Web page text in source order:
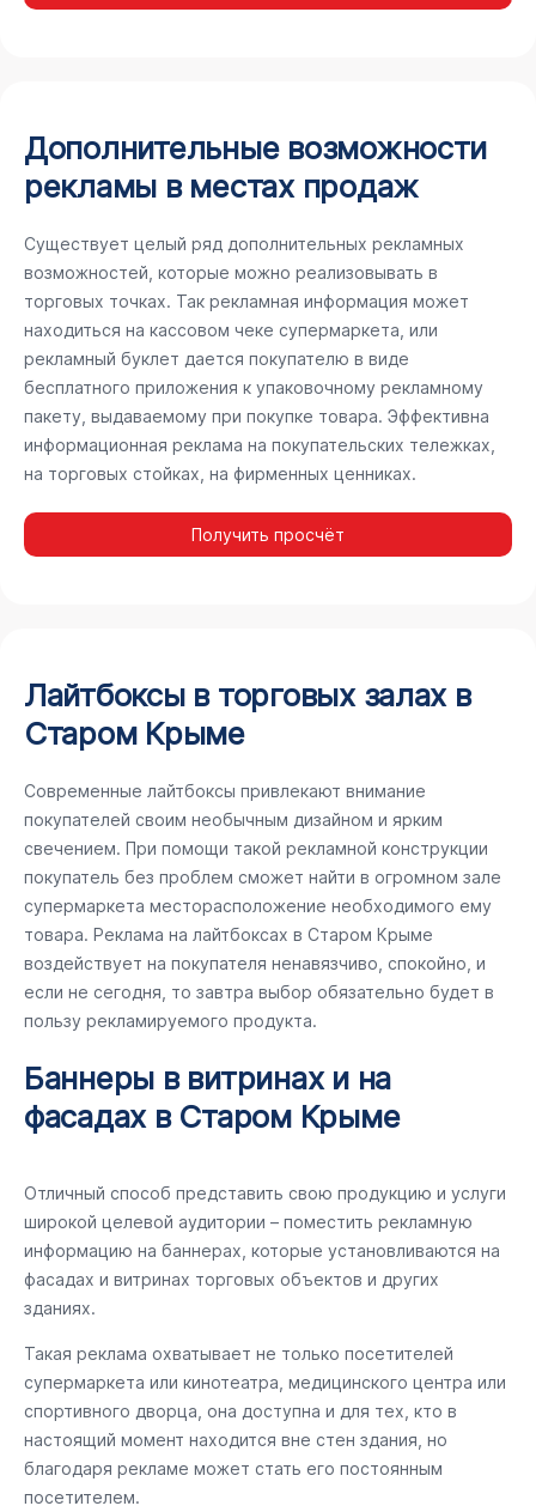
Дополнительные возможности
рекламы в местах продаж
Существует целый ряд дополнительных рекламных
возможностей, которые можно реализовывать в
торговых точках. Так рекламная информация может
находиться на кассовом чеке супермаркета, или
рекламный буклет дается покупателю в виде
бесплатного приложения к упаковочному рекламному
пакету, выдаваемому при покупке товара. Эффективна
информационная реклама на покупательских тележках,
на торговых стойках, на фирменных ценниках.
Получить просчёт
Лайтбоксы в торговых залах в
Старом Крыме
Современные лайтбоксы привлекают внимание
покупателей своим необычным дизайном и ярким
свечением. При помощи такой рекламной конструкции
покупатель без проблем сможет найти в огромном зале
супермаркета месторасположение необходимого ему
товара. Реклама на лайтбоксах в Старом Крыме
воздействует на покупателя ненавязчиво, спокойно, и
если не сегодня, то завтра выбор обязательно будет в
пользу рекламируемого продукта.
Баннеры в витринах и на
фасадах в Старом Крыме
Отличный способ представить свою продукцию и услуги
широкой целевой аудитории – поместить рекламную
информацию на баннерах, которые установливаются на
фасадах и витринах торговых объектов и других
зданиях.
Такая реклама охватывает не только посетителей
супермаркета или кинотеатра, медицинского центра или
спортивного дворца, она доступна и для тех, кто в
настоящий момент находится вне стен здания, но
благодаря рекламе может стать его постоянным
посетителем.